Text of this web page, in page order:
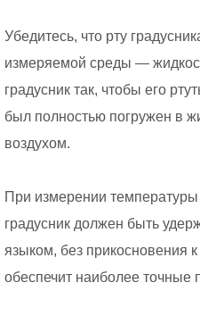
Убедитесь, что рту
измеряемой среды —
градусник так, чтобы его
был полностью погружен в
воздухом.
При измерении
градусник должен быть
языком, без прикосновения к
обеспечит наиболее точные